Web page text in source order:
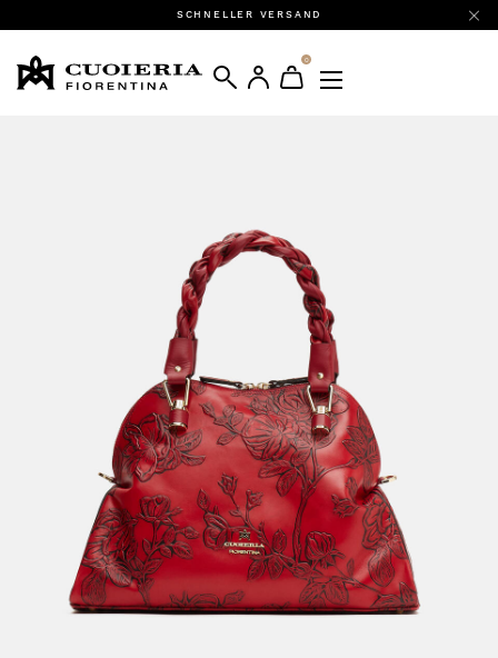
SCHNELLER VERSAND
0